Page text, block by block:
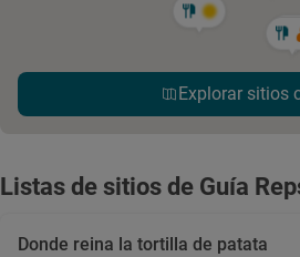
Explorar sitios
Listas de sitios de Guía
Donde reina la tortilla de patata